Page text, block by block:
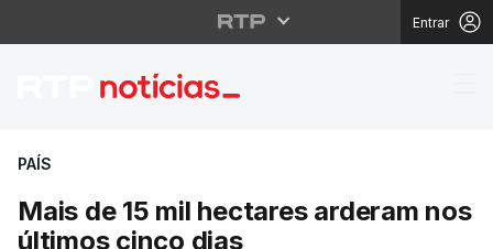
Entrar
Mais de 15 mil
PAÍS
Mais de 15 mil hectares arderam nos
últimos cinco dias